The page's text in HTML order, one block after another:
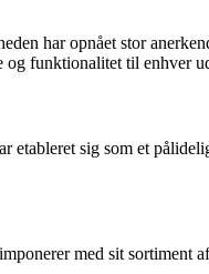
har opnået stor
funktionalitet til enhver
etableret sig som et
med sit sortiment